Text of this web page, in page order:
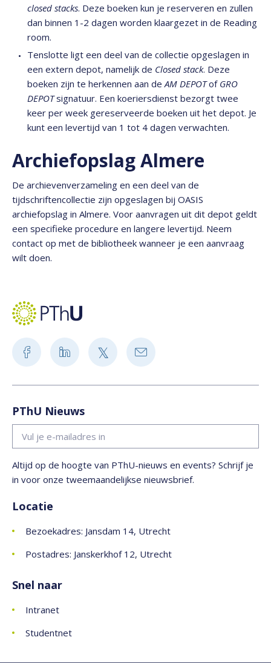
closed stacks. Deze boeken kun je reserveren en zullen
dan binnen 1-2 dagen worden klaargezet in de Reading
room.
Tenslotte ligt een deel van de collectie opgeslagen in
een extern depot, namelijk de Closed stack. Deze
boeken zijn te herkennen aan deAM DEPOTof GRO
DEPOTsignatuur. Een koeriersdienst bezorgt twee
keer per week gereserveerde boeken uit het depot. Je
kunt een levertijd van 1 tot 4 dagen verwachten.
Archiefopslag Almere
De archievenverzameling en een deel van de
tijdschriftencollectie zijn opgeslagen bij OASIS
archiefopslag in Almere. Voor aanvragen uit dit depot geldt
een specifieke procedure en langere levertijd. Neem
contact op met de bibliotheek wanneer je een aanvraag
wilt doen.
PThU Nieuws
Altijd op de hoogte van PThU-nieuws en events? Schrijf je
in voor onze tweemaandelijkse nieuwsbrief.
Locatie
Bezoekadres: Jansdam 14, Utrecht
Postadres: Janskerkhof 12, Utrecht
Snel naar
Intranet
Studentnet